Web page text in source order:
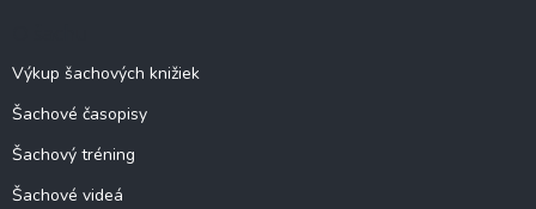
Výkup šachových knižiek
Šachové časopisy
Šachový tréning
Šachové videá